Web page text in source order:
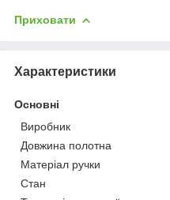
Приховати
Характеристики
Основні
Виробник
Довжина полотна
Матеріал ручки
Стан